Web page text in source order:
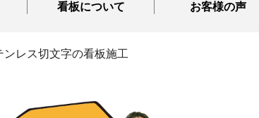
看板について お客様の声
ンレス切文字の看板施工